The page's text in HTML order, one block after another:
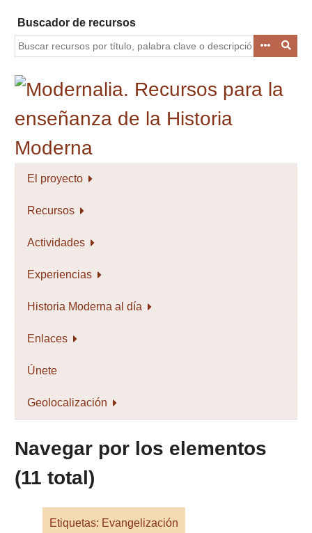
contenido
principal
Buscador de recursos
El proyecto
Recursos
Actividades
Experiencias
Historia Moderna al día
Enlaces
Únete
Geolocalización
Navegar por los elementos
(11 total)
Etiquetas: Evangelización